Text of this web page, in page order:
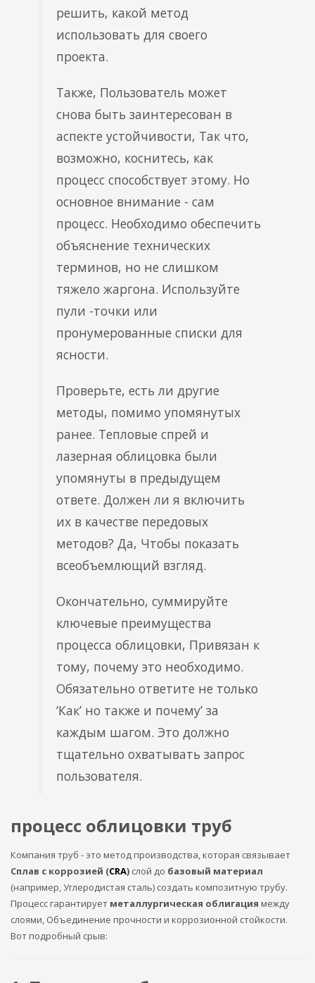
решить, какой метод
использовать для своего
проекта.
Также, Пользователь может
снова быть заинтересован в
аспекте устойчивости, Так что,
возможно, коснитесь, как
процесс способствует этому. Но
основное внимание - сам
процесс. Необходимо обеспечить
объяснение технических
терминов, но не слишком
тяжело жаргона. Используйте
пули -точки или
пронумерованные списки для
ясности.
Проверьте, есть ли другие
методы, помимо упомянутых
ранее. Тепловые спрей и
лазерная облицовка были
упомянуты в предыдущем
ответе. Должен ли я включить
их в качестве передовых
методов? Да, Чтобы показать
всеобъемлющий взгляд.
Окончательно, суммируйте
ключевые преимущества
процесса облицовки, Привязан к
тому, почему это необходимо.
Обязательно ответите не только
‘Как’ но также и почему’ за
каждым шагом. Это должно
тщательно охватывать запрос
пользователя.
процесс облицовки труб
Компания труб - это метод производства, которая связывает
Сплав с коррозией (CRA) слой до базовый материал
(например, Углеродистая сталь) создать композитную трубу.
Процесс гарантирует металлургическая облигация между
слоями, Объединение прочности и коррозионной стойкости.
Вот подробный срыв: